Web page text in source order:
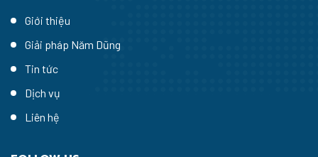
Giới thiệu
Giải pháp Năm Dũng
Tin tức
Dịch vụ
Liên hệ